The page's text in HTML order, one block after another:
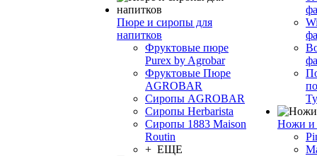
Пюре и сиропы для
напитков
Фруктовые пюре
Purex by Agrobar
Фруктовые Пюре
AGROBAR
Сиропы AGROBAR
Сиропы Herbarista
Сиропы 1883 Maison
Routin
+ ЕЩЕ
Ножи и